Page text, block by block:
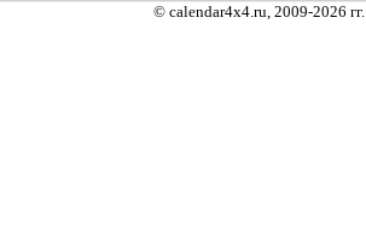
© calendar4x4.ru, 2009-2026 гг.